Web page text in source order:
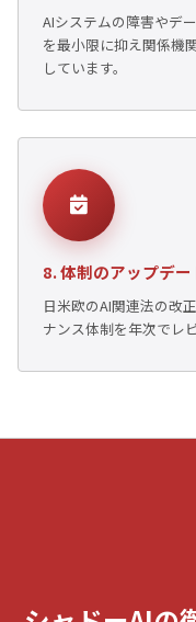
AIシステムの障害やデ
を最小限に抑え関係機
しています。
8. 体制のアップデー
日米欧のAI関連法の改
ナンス体制を年次でレ